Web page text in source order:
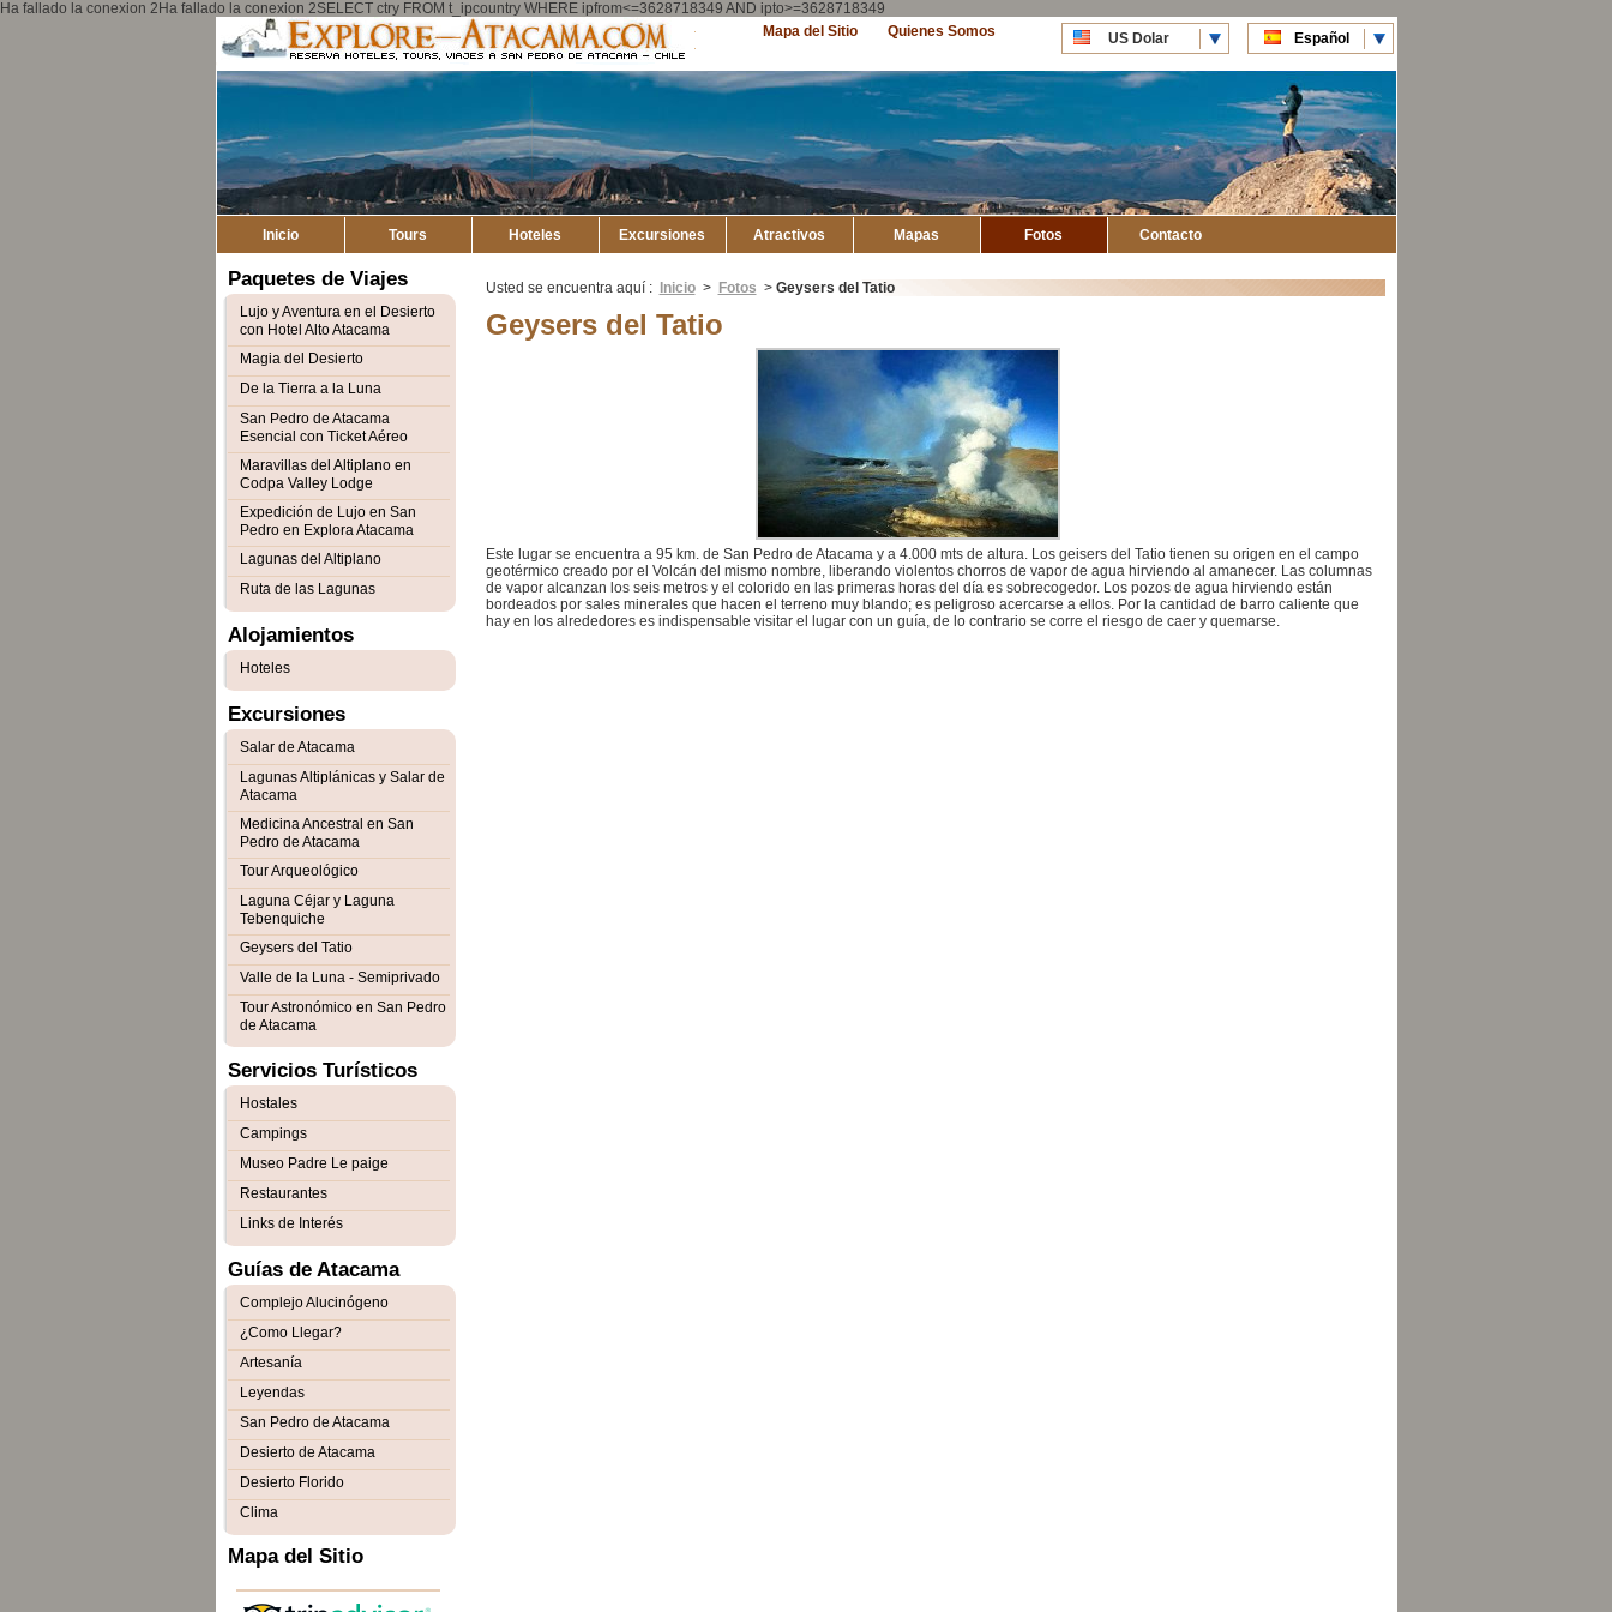
Ha fallado la conexion 2Ha fallado la conexion 2SELECT ctry FROM t_ipcountry WHERE ipfrom<=3628718349 AND ipto>=3628718349
US Dolar
CLP Pesos
Español
English
Quienes Somos
Mapa del Sitio
Inicio Tours Hoteles Excursiones Atractivos Mapas Fotos Contacto
Usted se encuentra aquí : Inicio > Fotos > Geysers del Tatio
Geysers del Tatio
Este lugar se encuentra a 95 km. de San Pedro de Atacama y a 4.000 mts de altura. Los geisers del Tatio tienen su origen en el campo
geotérmico creado por el Volcán del mismo nombre, liberando violentos chorros de vapor de agua hirviendo al amanecer. Las columnas
de vapor alcanzan los seis metros y el colorido en las primeras horas del día es sobrecogedor. Los pozos de agua hirviendo están
bordeados por sales minerales que hacen el terreno muy blando; es peligroso acercarse a ellos. Por la cantidad de barro caliente que
hay en los alrededores es indispensable visitar el lugar con un guía, de lo contrario se corre el riesgo de caer y quemarse.
Paquetes de Viajes
Lujo y Aventura en el Desierto
con Hotel Alto Atacama
Magia del Desierto
De la Tierra a la Luna
San Pedro de Atacama
Esencial con Ticket Aéreo
Maravillas del Altiplano en
Codpa Valley Lodge
Expedición de Lujo en San
Pedro en Explora Atacama
Lagunas del Altiplano
Ruta de las Lagunas
Alojamientos
Hoteles
Excursiones
Salar de Atacama
Lagunas Altiplánicas y Salar de
Atacama
Medicina Ancestral en San
Pedro de Atacama
Tour Arqueológico
Laguna Céjar y Laguna
Tebenquiche
Geysers del Tatio
Valle de la Luna - Semiprivado
Tour Astronómico en San Pedro
de Atacama
Servicios Turísticos
Hostales
Campings
Museo Padre Le paige
Restaurantes
Links de Interés
Guías de Atacama
Complejo Alucinógeno
¿Como Llegar?
Artesanía
Leyendas
San Pedro de Atacama
Desierto de Atacama
Desierto Florido
Clima
Mapa del Sitio